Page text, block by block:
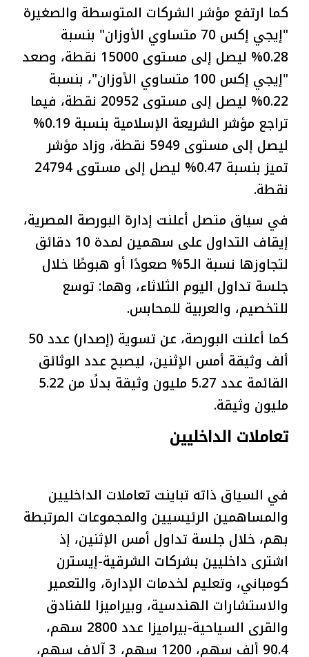
كما ارتفع مؤشر الشركات المتوسطة والصغيرة
"إيجي إكس 70 متساوي الأوزان" بنسبة
0.28% ليصل إلى مستوى 15000 نقطة، وصعد
"إيجي إكس 100 متساوي الأوزان"، بنسبة
0.22% ليصل إلى مستوى 20952 نقطة، فيما
تراجع مؤشر الشريعة الإسلامية بنسبة 0.19%
ليصل إلى مستوى 5949 نقطة، وزاد مؤشر
تميز بنسبة 0.47% ليصل إلى مستوى 24794
نقطة.
في سياق متصل أعلنت إدارة البورصة المصرية،
إيقاف التداول على سهمين لمدة 10 دقائق
لتجاوزها نسبة الـ5% صعودًا أو هبوطًا خلال
جلسة تداول اليوم الثلاثاء، وهما: توسع
للتخصيم، والعربية للمحابس.
كما أعلنت البورصة، عن تسوية (إصدار) عدد 50
ألف وثيقة أمس الإثنين، ليصبح عدد الوثائق
القائمة عدد 5.27 مليون وثيقة بدلًا من 5.22
مليون وثيقة.
تعاملات الداخليين
في السياق ذاته تباينت تعاملات الداخليين
والمساهمين الرئيسيين والمجموعات المرتبطة
بهم، خلال جلسة تداول أمس الإثنين، إذ
اشترى داخليين بشركات الشرقية-إيسترن
كومباني، وتعليم لخدمات الإدارة، والتعمير
والاستشارات الهندسية، وبيراميزا للفنادق
والقرى السياحية-بيراميزا عدد 2800 سهم،
90.4 ألف سهم، 1200 سهم، 3 آلاف سهم،